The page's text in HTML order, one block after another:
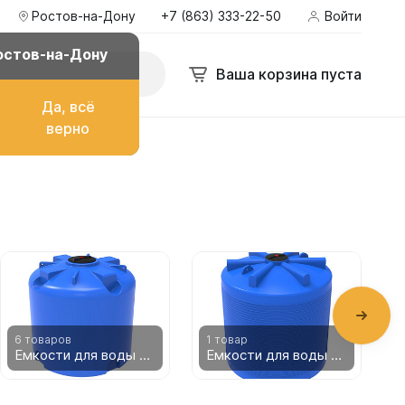
+7 (863) 333-22-50 zakaz@ekopromgroup.ru Войти
Ростов-на-Дону
на-Дону
Да, всё
верно
+7 (863) 333-22-50 Войти
Ваша корзина пуста
топлива
6 товаров
Емкости для воды 8000 литров
1 товар
Емкости для воды 7000 литров